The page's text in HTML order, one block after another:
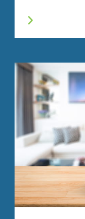
d'investissement
Questions
valeur des
2ème
intellectuelle
Stratégie,
diligence